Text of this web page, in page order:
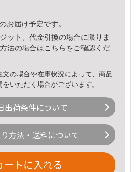
お届け予定です。
ット、代金引換の場合に限りま
法の場合はこちら をご確認くだ
の場合や在庫状況によって、商品
いただく場合がございます。
出荷条件について
方法・送料について
ートに入れる